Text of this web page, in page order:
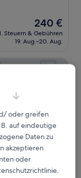
Der
Preis
beträgt
240 €
Steuern & Gebühren
19. Aug.–20. Aug.
oder greifen
auf eindeutige
Daten zu
akzeptieren
oder